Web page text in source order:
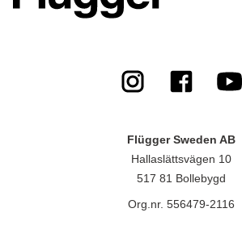
Flügger Sweden AB
Hallaslättsvägen 10
517 81 Bollebygd
Org.nr. 556479-2116